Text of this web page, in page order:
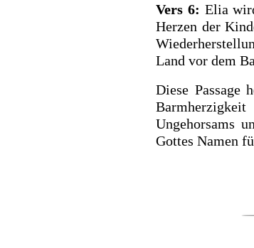
Vers 6: Elia
Herzen der
Land vor dem
Diese Passage
Ungehorsams
Gottes Namen